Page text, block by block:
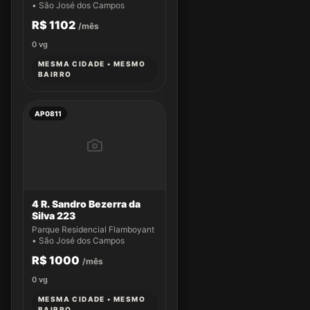
• São José dos Campos
R$ 1102 /mês
0 vg
MESMA CIDADE • MESMO
BAIRRO
AP0811
4 R. Sandro Bezerra da
Silva 223
Parque Residencial Flamboyant
• São José dos Campos
R$ 1000 /mês
0 vg
MESMA CIDADE • MESMO